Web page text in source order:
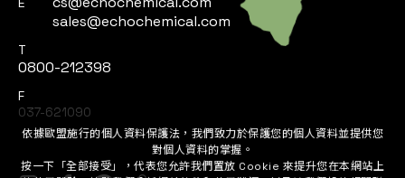
sales@echochemical.com
T
0800-212398
F
037-621090
依據歐盟施行的個人資料保護法，我們致力於保護您的個人資料並提供您
對個人資料的掌握。
按一下「全部接受」，代表您允許我們置放 Cookie 來提升您在本網站上